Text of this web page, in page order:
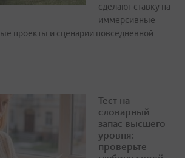
сделают ставку на
иммерсивные
проекты и сценарии повседневной
Тест на
словарный
запас высшего
уровня:
проверьте